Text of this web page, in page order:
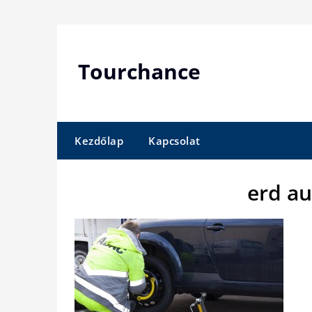
Tourchance
Kezdőlap Kapcsolat
erd